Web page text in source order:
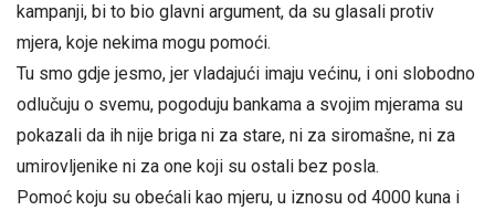
kampanji, bi to bio glavni argument, da su glasali protiv
mjera, koje nekima mogu pomoći.
Tu smo gdje jesmo, jer vladajući imaju većinu, i oni slobodno
odlučuju o svemu, pogoduju bankama a svojim mjerama su
pokazali da ih nije briga ni za stare, ni za siromašne, ni za
umirovljenike ni za one koji su ostali bez posla.
Pomoć koju su obećali kao mjeru, u iznosu od 4000 kuna i